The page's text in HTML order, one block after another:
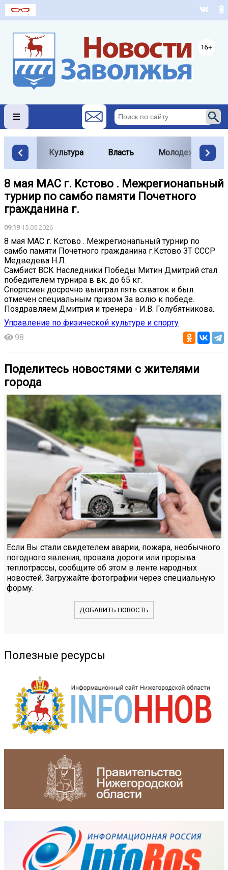
Культура Власть Молодежь
8 мая МАС г. Кстово . Межрегионапьный
турнир по самбо памяти Почетного
гражданина г.
09:1915.05.2026
8 мая МАС г. Кстово . Межрегионапьный турнир по
самбо памяти Почетного гражданина г.Кстово ЗТ СССР
Медведева Н.Л.
Самбист ВСК Наследники Победы Митин Дмитрий стал
победителем турнира в вк. до 65 кг.
Спортсмен досрочно выиграл пять схваток и был
отмечен специальным призом За волю к победе.
Поздравляем Дмитрия и тренера - И.В. Голубятникова.
Управление по физической культуре и спорту
98
Поделитесь новостями с жителями
города
Если Вы стали свидетелем аварии, пожара, необычного
погодного явления, провала дороги или прорыва
теплотрассы, сообщите об этом в ленте народных
новостей. Загружайте фотографии через специальную
форму.
ДОБАВИТЬ НОВОСТЬ
Полезные ресурсы